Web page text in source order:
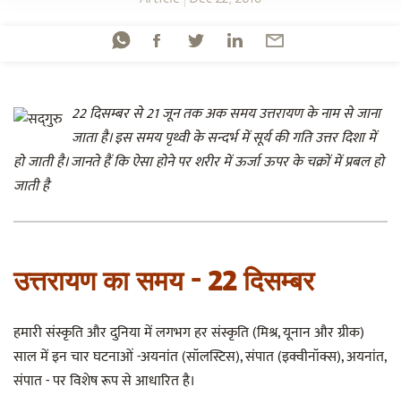
22 दिसम्बर से 21 जून तक अक समय उत्तरायण के नाम से जाना
जाता है। इस समय पृथ्वी के सन्दर्भ में सूर्य की गति उत्तर दिशा में
हो जाती है। जानते हैं कि ऐसा होने पर शरीर में ऊर्जा ऊपर के चक्रों में प्रबल हो
जाती है
उत्तरायण का समय - 22 दिसम्बर
हमारी संस्कृति और दुनिया में लगभग हर संस्कृति (मिश्र, यूनान और ग्रीक)
साल में इन चार घटनाओं -अयनांत (सॉलस्टिस), संपात (इक्वीनॉक्स), अयनांत,
संपात - पर विशेष रूप से आधारित है।